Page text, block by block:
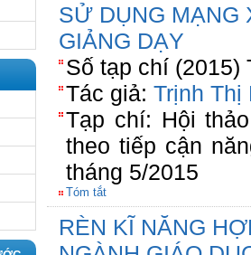
SỬ DỤNG MẠNG
GIẢNG DẠY
Số tạp chí (2015)
Tác giả: Trịnh Thị
Tạp chí: Hội
theo tiếp cận
tháng 5/2015
Tóm tắt
RÈN KĨ NĂNG